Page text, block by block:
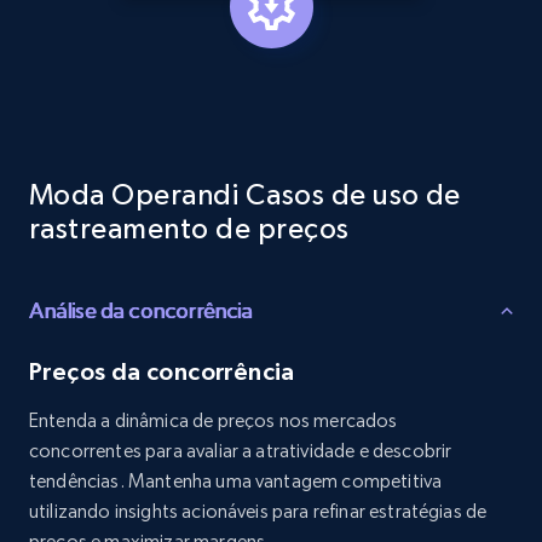
Etsy - Collects data from shop's URL
URL, Product id, Listing inventory id, Title, Rating,
price, and more.
1.9K+ 322+
Amazon products search
Asin, URL, Name, Sponsored, Initial price, Final
Moda Operandi Casos de uso de
rastreamento de preços
Análise da concorrência
Preços da concorrência
Entenda a dinâmica de preços nos mercados
concorrentes para avaliar a atratividade e descobrir
tendências. Mantenha uma vantagem competitiva
utilizando insights acionáveis para refinar estratégias de